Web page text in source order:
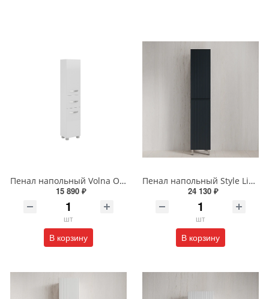
Пенал напольный Volna Onda 40 tpONDA80.2Y-01 белый
15 890 ₽
шт
В корзину
Пенал напольный Style Line МАРОККО 36 см ЛС-00002512 графит
24 130 ₽
шт
В корзину